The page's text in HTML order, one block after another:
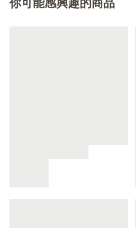
你可能感興趣的商品